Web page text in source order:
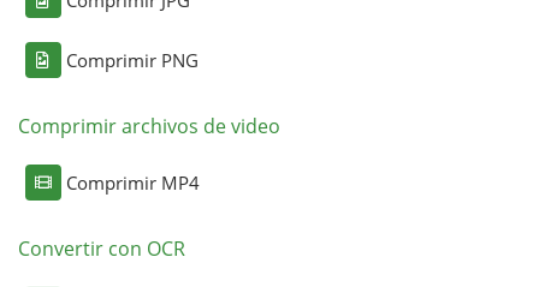
Comprimir PNG
Comprimir archivos de video
Comprimir MP4
Convertir con OCR